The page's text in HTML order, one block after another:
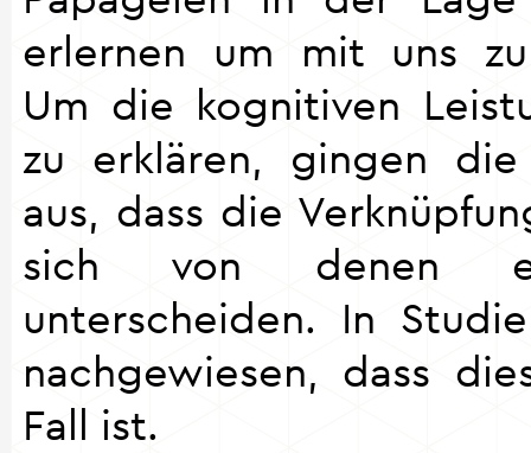
erlernen um mit uns zu
Um die kognitiven
zu erklären, gingen
aus, dass die
sich von denen
unterscheiden. In
nachgewiesen, dass
Fall ist.